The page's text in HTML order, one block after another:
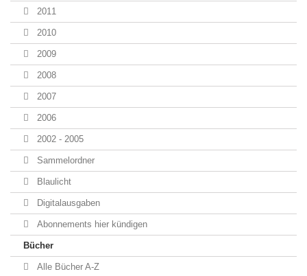
2011
2010
2009
2008
2007
2006
2002 - 2005
Sammelordner
Blaulicht
Digitalausgaben
Abonnements hier kündigen
Bücher
Alle Bücher A-Z